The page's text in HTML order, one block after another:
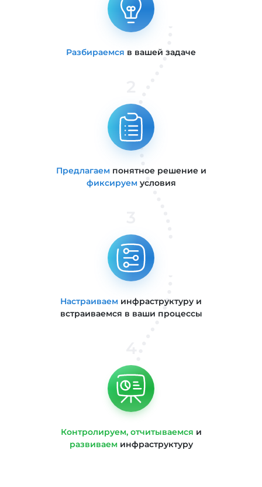
Разбираемся в вашей задаче
Предлагаемпонятное решение и
фиксируемусловия
Настраиваем инфраструктуру и
встраиваемся в ваши процессы
Контролируем, отчитываемся и
развиваеминфраструктуру